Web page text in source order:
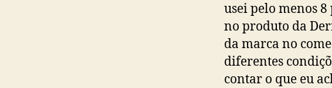
usei pelo menos
no produto da
da marca no
diferentes
contar o que eu